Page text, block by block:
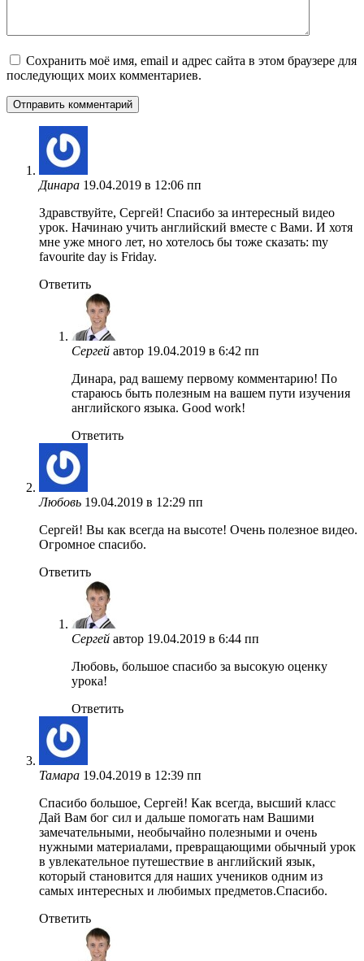
Сохранить моё имя, email и адрес сайта в этом браузере для
последующих моих комментариев.
Динара 19.04.2019 в 12:06 пп
Здравствуйте, Сергей! Спасибо за интересный видео
урок. Начинаю учить английский вместе с Вами. И хотя
мне уже много лет, но хотелось бы тоже сказать: my
favourite day is Friday.
Ответить
Сергей автор 19.04.2019 в 6:42 пп
Динара, рад вашему первому комментарию! По
стараюсь быть полезным на вашем пути изучения
английского языка. Good work!
Ответить
Любовь 19.04.2019 в 12:29 пп
Сергей! Вы как всегда на высоте! Очень полезное видео.
Огромное спасибо.
Ответить
Сергей автор 19.04.2019 в 6:44 пп
Любовь, большое спасибо за высокую оценку
урока!
Ответить
Тамара 19.04.2019 в 12:39 пп
Спасибо большое, Сергей! Как всегда, высший класс
Дай Вам бог сил и дальше помогать нам Вашими
замечательными, необычайно полезными и очень
нужными материалами, превращающими обычный урок
в увлекательное путешествие в английский язык,
который становится для наших учеников одним из
самых интересных и любимых предметов.Спасибо.
Ответить